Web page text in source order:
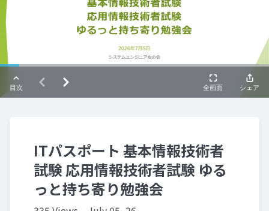
ITパスポート 基本情報技術者
試験 応用情報技術者試験 ゆる
っと持ち寄り勉強会